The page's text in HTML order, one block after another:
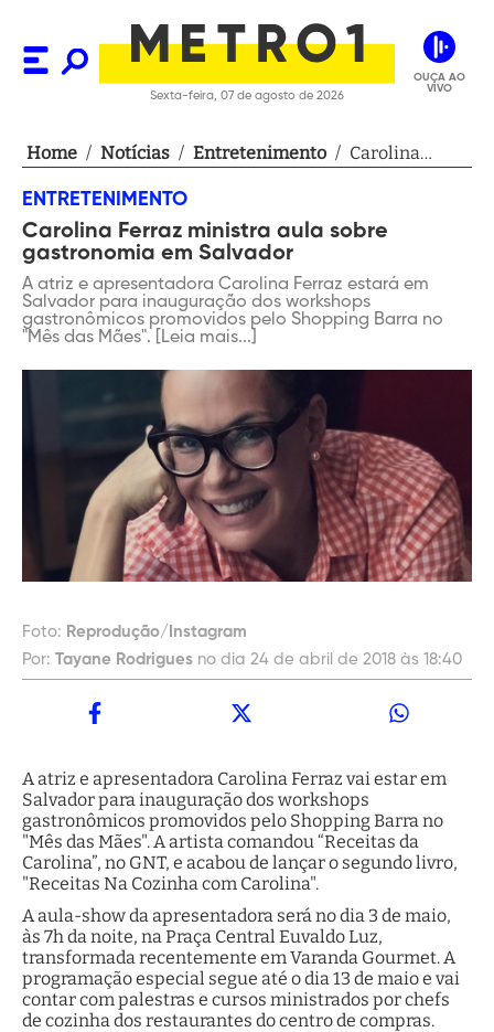
Sexta-feira, 07 de agosto de 2026
OUÇA AO
VIVO
Home / Notícias / Entretenimento / Carolina
sobre
em Salvador
ENTRETENIMENTO
Carolina Ferraz ministra aula sobre
gastronomia em Salvador
A atriz e apresentadora Carolina Ferraz estará em
Salvador para inauguração dos workshops
gastronômicos promovidos pelo Shopping Barra no
"Mês das Mães". [Leia mais...]
Foto: Reprodução/Instagram
Por: Tayane Rodrigues no dia 24 de abril de 2018 às 18:40
A atriz e apresentadora Carolina Ferraz vai estar em
Salvador para inauguração dos workshops
gastronômicos promovidos pelo Shopping Barra no
"Mês das Mães". A artista comandou “Receitas da
Carolina”, no GNT, e acabou de lançar o segundo livro,
"Receitas Na Cozinha com Carolina".
A aula-show da apresentadora será no dia 3 de maio,
às 7h da noite, na Praça Central Euvaldo Luz,
transformada recentemente em Varanda Gourmet. A
programação especial segue até o dia 13 de maio e vai
contar com palestras e cursos ministrados por chefs
de cozinha dos restaurantes do centro de compras.